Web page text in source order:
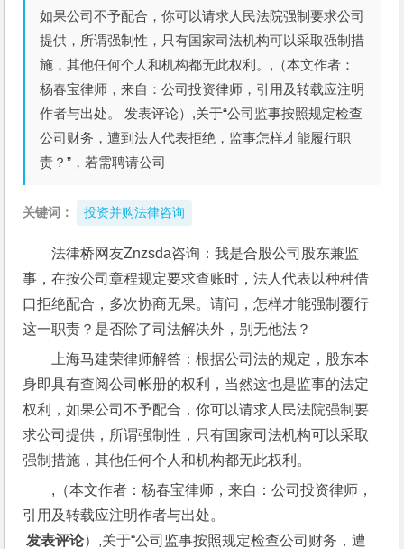
如果公司不予配合，你可以请求人民法院强制要求公司
提供，所谓强制性，只有国家司法机构可以采取强制措
施，其他任何个人和机构都无此权利。,（本文作者：
杨春宝律师，来自：公司投资律师，引用及转载应注明
作者与出处。 发表评论）,关于“公司监事按照规定检查
公司财务，遭到法人代表拒绝，监事怎样才能履行职
责？”，若需聘请公司
关键词： 投资并购法律咨询
法律桥网友Znzsda咨询：我是合股公司股东兼监
事，在按公司章程规定要求查账时，法人代表以种种借
口拒绝配合，多次协商无果。请问，怎样才能强制覆行
这一职责？是否除了司法解决外，别无他法？
上海马建荣律师解答：根据公司法的规定，股东本
身即具有查阅公司帐册的权利，当然这也是监事的法定
权利，如果公司不予配合，你可以请求人民法院强制要
求公司提供，所谓强制性，只有国家司法机构可以采取
强制措施，其他任何个人和机构都无此权利。
,（本文作者：杨春宝律师，来自：公司投资律师，
引用及转载应注明作者与出处。
发表评论）,关于“公司监事按照规定检查公司财务，遭